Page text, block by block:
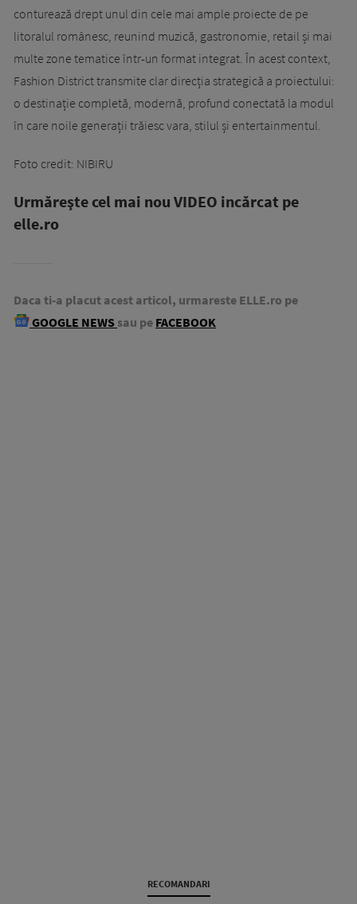
conturează drept unul din cele mai ample proiecte de pe
litoralul românesc, reunind muzică, gastronomie, retail și mai
multe zone tematice într-un format integrat. În acest context,
Fashion District transmite clar direcția strategică a proiectului:
o destinație completă, modernă, profund conectată la modul
în care noile generații trăiesc vara, stilul și entertainmentul.
Foto credit: NIBIRU
Urmăreşte cel mai nou VIDEO incărcat pe
elle.ro
Daca ti-a placut acest articol, urmareste ELLE.ro pe
GOOGLE NEWS sau pe FACEBOOK
RECOMANDARI